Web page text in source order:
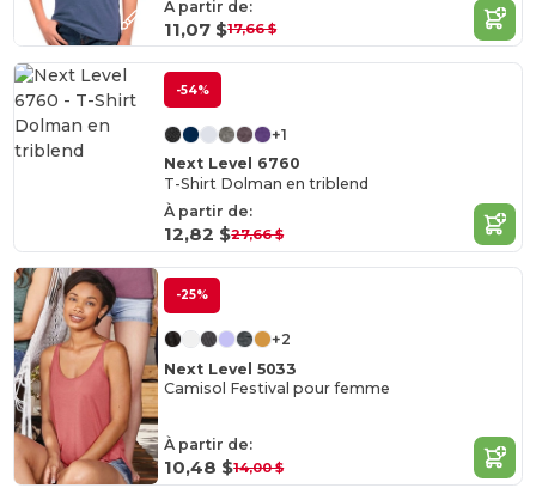
À partir de:
11,07 $17,66 $
-54%
+1
Next Level 6760
T-Shirt Dolman en triblend
À partir de:
12,82 $27,66 $
-25%
+2
Next Level 5033
Camisol Festival pour femme
À partir de:
10,48 $14,00 $